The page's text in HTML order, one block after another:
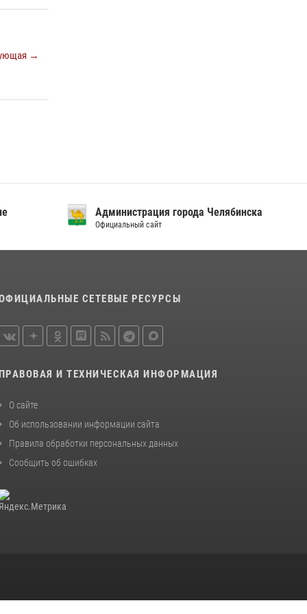
→
Администрация города Челябинска
Официальный сайт
СЕТЕВЫЕ РЕСУРСЫ
ПРАВОВАЯ И ТЕХНИЧЕСКАЯ ИНФОРМАЦИЯ
О сайте
Об использовании информации сайта
Правила обработки персональных данных
Сообщить об ошибках